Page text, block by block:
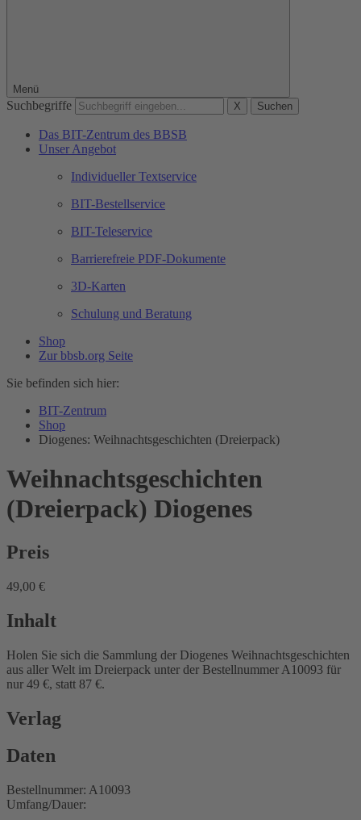
Menü
Suchbegriffe X Suchen
Das BIT-Zentrum des BBSB
Unser Angebot
Individueller Textservice
BIT-Bestellservice
BIT-Teleservice
Barrierefreie PDF-Dokumente
3D-Karten
Schulung und Beratung
Shop
Zur bbsb.org Seite
Sie befinden sich hier:
BIT-Zentrum
Shop
Diogenes: Weihnachtsgeschichten (Dreierpack)
Weihnachtsgeschichten
(Dreierpack) Diogenes
Preis
49,00 €
Inhalt
Holen Sie sich die Sammlung der Diogenes Weihnachtsgeschichten
aus aller Welt im Dreierpack unter der Bestellnummer A10093 für
nur 49 €, statt 87 €.
Verlag
Daten
Bestellnummer: A10093
Umfang/Dauer: